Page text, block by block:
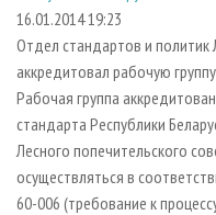
СУШКА ДРЕВЕСИНЫ
ПРОИЗВОДСТВО
ДЕРЕВЯННОЕ
ПРОИЗВОДСТВО
БИОЭНЕРГЕТИКА
ЦБП
ПЕРСОНЫ
МОБИЛЬНЫЕ ВЫСТАВКИ
ОФИЦИАЛЬНЫЕ
ПРИОРИТЕТНЫЕ
RUSSIAN FORESTRY
ГАЗЕТА
КОНТАКТЫ
РЕКЛАМА
РЕКЛАМА НА САЙТЕ
16.01.2014 19:23
Отдел стандартов и политик
аккредитовал рабочую
Рабочая группа
стандарта Республики
Лесного попечительского
осуществляться в
60-006 (требование к